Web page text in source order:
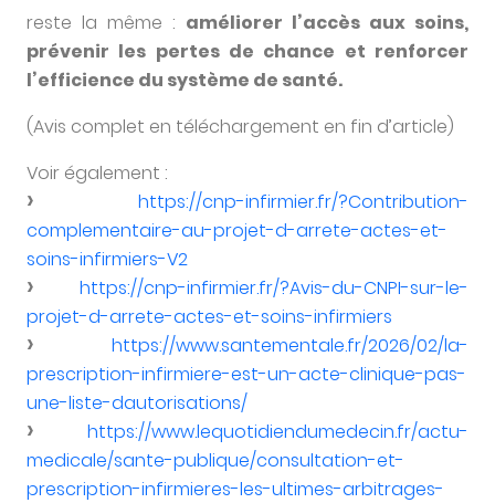
reste la même : améliorer l’accès aux soins,
prévenir les pertes de chance et renforcer
l’efficience du système de santé.
(Avis complet en téléchargement en fin d’article)
Voir également :
https://cnp-infirmier.fr/?Contribution-
complementaire-au-projet-d-arrete-actes-et-
soins-infirmiers-V2
https://cnp-infirmier.fr/?Avis-du-CNPI-sur-le-
projet-d-arrete-actes-et-soins-infirmiers
https://www.santementale.fr/2026/02/la-
prescription-infirmiere-est-un-acte-clinique-pas-
une-liste-dautorisations/
https://www.lequotidiendumedecin.fr/actu-
medicale/sante-publique/consultation-et-
prescription-infirmieres-les-ultimes-arbitrages-